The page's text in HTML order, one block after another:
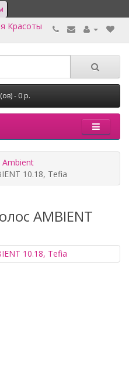
- 0 р.
Ambient
10.18, Tefia
AMBIENT